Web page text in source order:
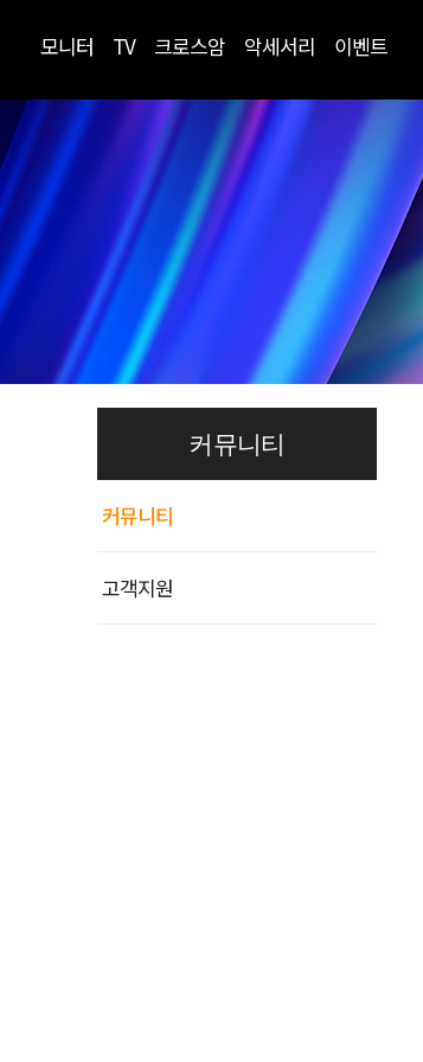
모니터 TV 크로스암 악세서리 이벤트
커뮤니티
커뮤니티
고객지원